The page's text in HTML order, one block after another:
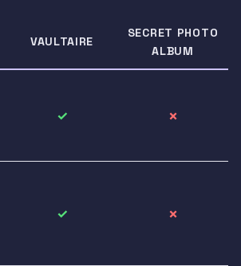
VAULTAIRE
SECRET PHOTO
ALBUM
✓ ✗
✓ ✗